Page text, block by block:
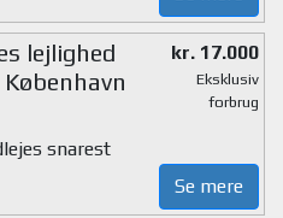
lejlighed
kr. 17.000
Eksklusiv
forbrug
snarest
Se mere